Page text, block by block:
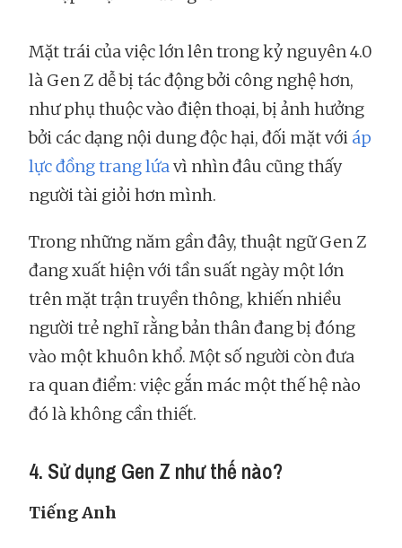
Mặt trái của việc lớn lên trong kỷ nguyên 4.0
là Gen Z dễ bị tác động bởi công nghệ hơn,
như phụ thuộc vào điện thoại, bị ảnh hưởng
bởi các dạng nội dung độc hại, đối mặt với áp
lực đồng trang lứavì nhìn đâu cũng thấy
người tài giỏi hơn mình.
Trong những năm gần đây, thuật ngữ Gen Z
đang xuất hiện với tần suất ngày một lớn
trên mặt trận truyền thông, khiến nhiều
người trẻ nghĩ rằng bản thân đang bị đóng
vào một khuôn khổ. Một số người còn đưa
ra quan điểm: việc gắn mác một thế hệ nào
đó là không cần thiết.
4. Sử dụng Gen Z như thế nào?
Tiếng Anh